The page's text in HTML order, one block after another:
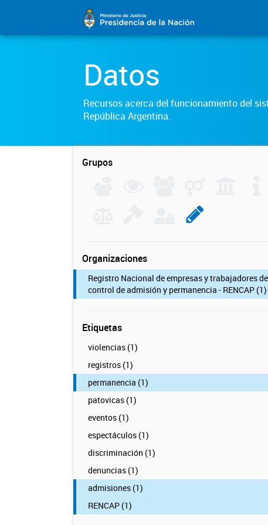
Datos
Recursos acerca del funcionamiento del
República Argentina.
Grupos
Organizaciones
Registro Nacional de empresas y trabajadores de
control de admisión y permanencia - RENCAP (1)
Etiquetas
violencias (1)
registros (1)
permanencia (1)
patovicas (1)
eventos (1)
espectáculos (1)
discriminación (1)
denuncias (1)
admisiones (1)
RENCAP (1)